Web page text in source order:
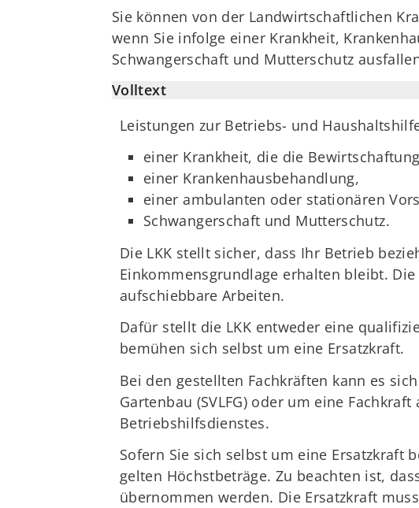
Sie können von der Landwirtschaftlichen
wenn Sie infolge einer Krankheit,
Schwangerschaft und Mutterschutz
Volltext
Leistungen zur Betriebs- und
einer Krankheit, die die
einer Krankenhausbehandlung,
einer ambulanten oder stationären
Schwangerschaft und Mutterschutz.
Die LKK stellt sicher, dass Ihr Betrieb
Einkommensgrundlage erhalten bleibt.
aufschiebbare Arbeiten.
Dafür stellt die LKK entweder eine
bemühen sich selbst um eine Ersatzkraft.
Bei den gestellten Fachkräften kann es
Gartenbau (SVLFG) oder um eine
Betriebshilfsdienstes.
Sofern Sie sich selbst um eine Ersatzkraft
gelten Höchstbeträge. Zu beachten ist,
übernommen werden. Die Ersatzkraft